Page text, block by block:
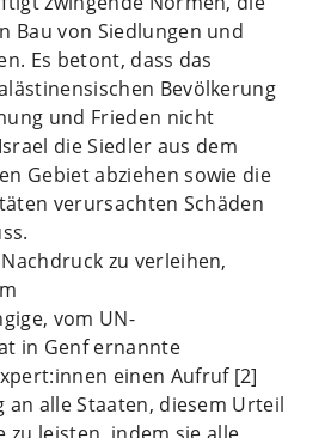
Bau von Siedlungen und
Es betont, dass das
Bevölkerung
und Frieden nicht
die Siedler aus dem
Gebiet abziehen sowie die
verursachten Schäden
zu verleihen,
vom UN-
in Genf ernannte
einen Aufruf [2]
alle Staaten, diesem Urteil